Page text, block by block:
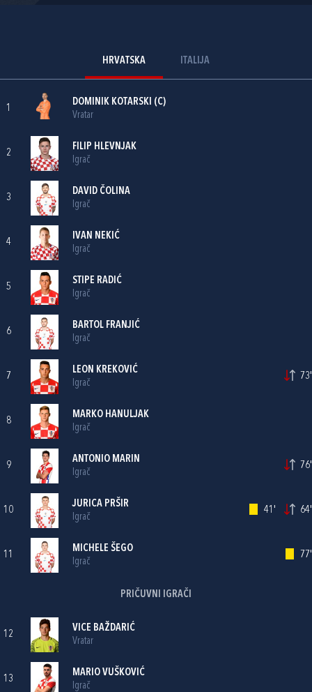
HRVATSKA ITALIJA
1
DOMINIK KOTARSKI (C)
Vratar
2
FILIP HLEVNJAK
Igrač
3
DAVID ČOLINA
Igrač
4
IVAN NEKIĆ
Igrač
5
STIPE RADIĆ
Igrač
6
BARTOL FRANJIĆ
Igrač
7
LEON KREKOVIĆ
Igrač
73'
8
MARKO HANULJAK
Igrač
9
ANTONIO MARIN
Igrač
76'
10
JURICA PRŠIR
Igrač
41' 64'
11
MICHELE ŠEGO
Igrač
77'
PRIČUVNI IGRAČI
12
VICE BAŽDARIĆ
Vratar
13
MARIO VUŠKOVIĆ
Igrač